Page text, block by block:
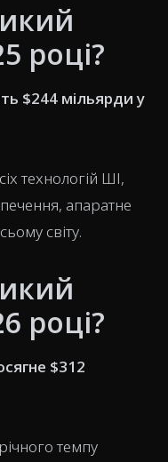
році?
$244 мільярди у
технологій ШІ,
апаратне
світу.
році?
$312
темпу